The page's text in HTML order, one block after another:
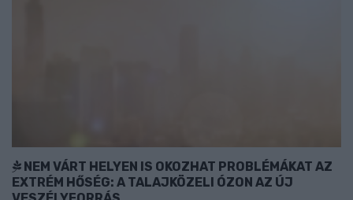
NEM VÁRT HELYEN IS OKOZHAT PROBLÉMÁKAT AZ
EXTRÉM HŐSÉG: A TALAJKÖZELI ÓZON AZ ÚJ